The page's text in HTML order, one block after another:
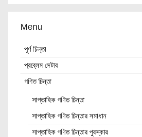
Menu
পূর্ণ চিন্তা
প্রব্লেম সেটার
গণিত চিন্তা
সাপ্তাহিক গণিত চিন্তা
সাপ্তাহিক গণিত চিন্তার সমাধান
সাপ্তাহিক গণিত চিন্তার পুরস্কার